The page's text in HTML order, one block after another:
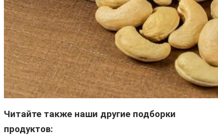
Читайте также наши другие подборки
продуктов: